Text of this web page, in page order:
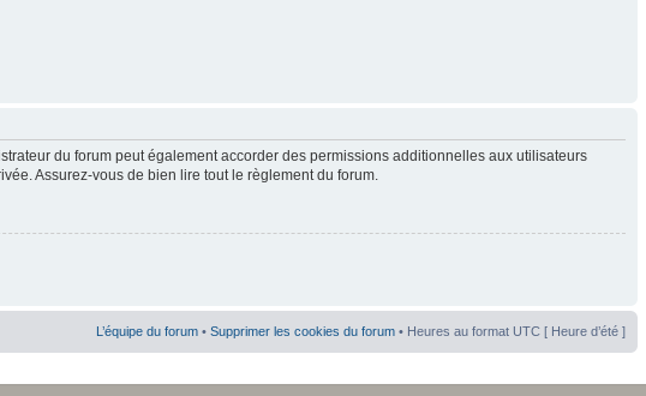
du forum peut également accorder des permissions additionnelles aux utilisateurs
Assurez-vous de bien lire tout le règlement du forum.
L’équipe du forum • Supprimer les cookies du forum • Heures au format UTC [ Heure d’été ]